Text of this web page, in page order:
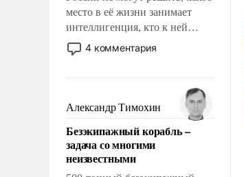
место в её жизни занимает
интеллигенция, кто к ней
принадлежит, а кого из неё
исключили с правом
чем она отличается от просто
образованных людей. Иногда
казалось, что эти вопросы
решены раз и навсегда, но –
нет, не решены.
4 комментария
Александр Тимохин
Безэкипажный корабль –
задача со многими
неизвестными